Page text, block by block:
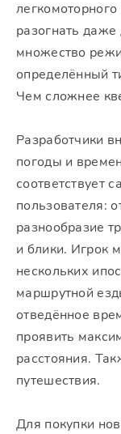
разогнать
множество
определённый
Чем сложнее
Разработчики
погоды и
соответствует
пользователя:
разнообразие
и блики. Игрок
нескольких
маршрутной
отведённое
проявить
расстояния.
путешествия.
Для покупки